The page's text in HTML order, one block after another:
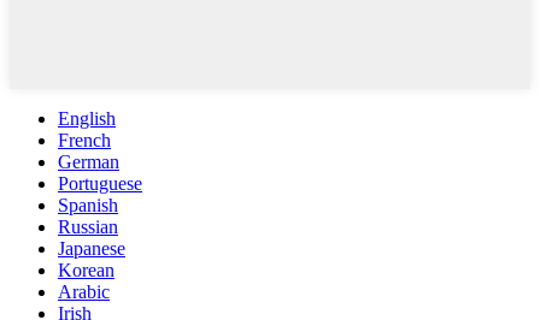
English
French
German
Portuguese
Spanish
Russian
Japanese
Korean
Arabic
Irish